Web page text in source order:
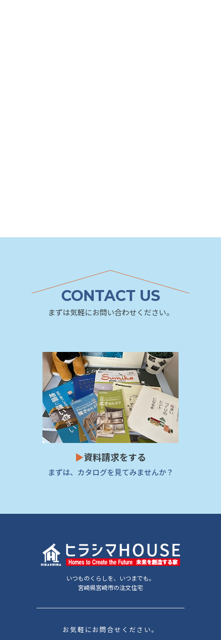
CONTACT US
まずは気軽にお問い合わせください。
▶資料請求をする
まずは、カタログを見てみませんか？
いつものくらしを、いつまでも。
宮崎県宮崎市の注文住宅
お気軽にお問合せください。